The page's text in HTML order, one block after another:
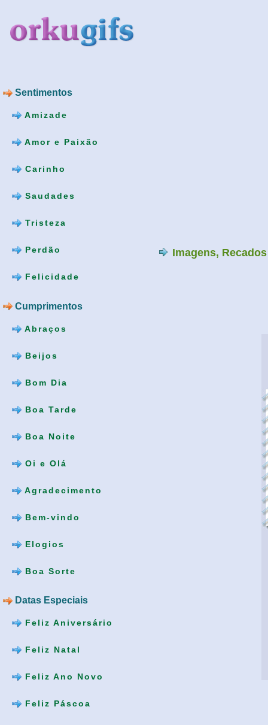
Sentimentos
Amizade
Amor e Paixão
Carinho
Saudades
Tristeza
Perdão
Felicidade
Cumprimentos
Abraços
Beijos
Bom Dia
Boa Tarde
Boa Noite
Oi e Olá
Agradecimento
Bem-vindo
Elogios
Boa Sorte
Datas Especiais
Feliz Aniversário
Feliz Natal
Feliz Ano Novo
Feliz Páscoa
Imagens,